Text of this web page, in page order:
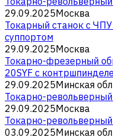
29.09.2025Москва
Токарный станок с
суппортом
29.09.2025Москва
Токарно-фрезерный
20SYF с
29.09.2025Минская обл
Токарно-
29.09.2025Москва
Токарно-
03.09.2025Минская обл